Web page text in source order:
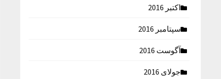
اکتبر 2016
سپتامبر 2016
آگوست 2016
جولای 2016